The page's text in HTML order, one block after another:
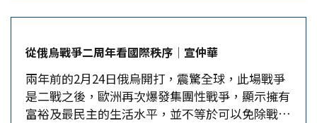
將鼓勵俄羅斯對欠錢的國家「為所欲為」。有些人
認為，這只是川普慣用的選舉語言，其他民眾可能
覺得美國長期被盟友占便宜，高興看到川普給點顏
色，但川普的話透露出，如果他再次執政，國際秩
序恐將大幅改變，後果難以預料。 2月14日，《紐
行會談。金正恩表示加強朝俄關係是北韓外交的一
貫立場，未來雙方在對抗西方軍事挑釁上將進一步
加強戰略合作。在參觀俄國東方太空火箭發射場，
聽取火箭技術的簡報時，普丁被詢及是否能協助北
韓發展衞星時，普丁答：這就是我們來到東方太空
從俄烏戰爭二周年看國際秩序│宣仲華
兩年前的2月24日俄烏開打，震驚全球，此場戰爭
是二戰之後，歐洲再次爆發集團性戰爭，顯示擁有
富裕及最民主的生活水平，並不等於可以免除戰